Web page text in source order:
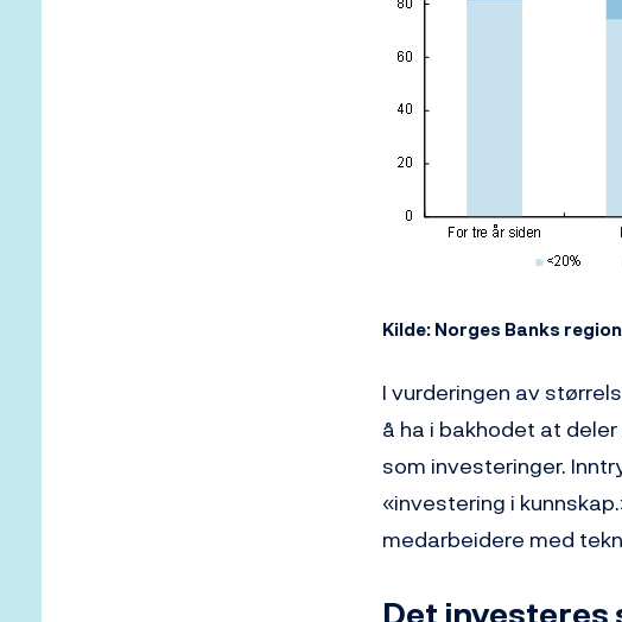
Kilde: Norges Banks
I vurderingen av
å ha i bakhodet at
som investeringer.
«investering i
medarbeidere med